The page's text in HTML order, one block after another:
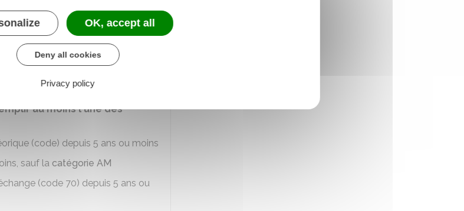
en candidat libre.
au moins l'une des
(code) depuis 5 ans ou moins
sauf la catégorie AM
(code 70) depuis 5 ans ou
OK, accept all
Deny all cookies
Privacy policy